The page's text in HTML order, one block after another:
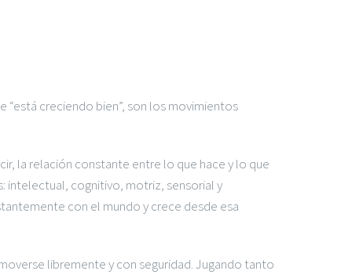
creciendo bien”, son los movimientos
la relación constante entre lo que hace y lo que
intelectual, cognitivo, motriz, sensorial y
con el mundo y crece desde esa
libremente y con seguridad. Jugando tanto